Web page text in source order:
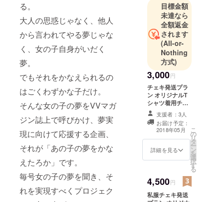
る。
大人の思惑じゃなく、他人
から言われてやる夢じゃな
く、女の子自身がいだく
夢。
でもそれをかなえられるの
はごくわずかな子だけ。
そんな女の子の夢をVVマガ
ジン誌上で呼びかけ、夢実
現に向けて応援する企画、
それが「あの子の夢をかな
えたろか」です。
毎号女の子の夢を聞き、そ
れを実現すべくプロジェク
目標金額
未達なら
全額返金
されます
(All-or-
Nothing
方式)
3,000円
チェキ発送プラ
ン オリジナルT
シャツ着用チェ
キ1枚発送 ブラ
ンド第一弾とな
るオリジナルT
シャツを着た黒
宮れいのチェキ
をプレゼントし
支援者：3人
お届け予定：
2018年05月
詳細を見る
こ
の
リ
タ
ー
ン
を
選
択
す
る
4,500円
私服チェキ発送